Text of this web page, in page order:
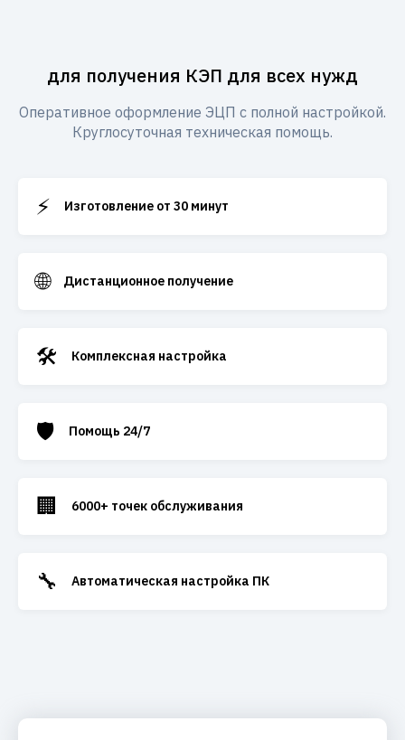
для получения КЭП для всех нужд
Оперативное оформление ЭЦП с полной настройкой.
Круглосуточная техническая помощь.
⚡ Изготовление от 30 минут
🌐 Дистанционное получение
🛠️ Комплексная настройка
🛡️ Помощь 24/7
🏢 6000+ точек обслуживания
🔧 Автоматическая настройка ПК